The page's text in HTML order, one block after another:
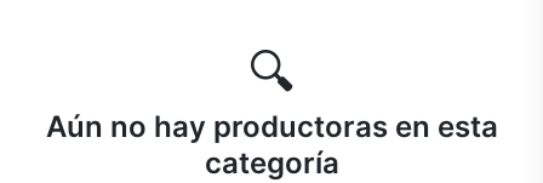
🔍
Aún no hay productoras en esta
categoría